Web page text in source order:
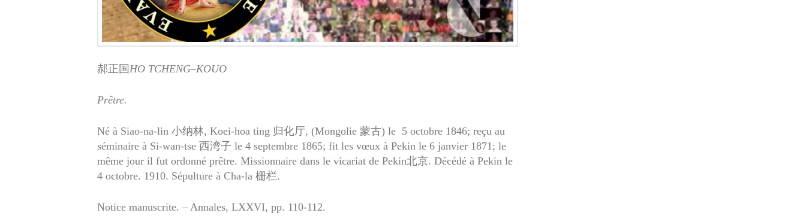
郝正国 HO TCHENG–KOUO
Prêtre.
Né à Siao-na-lin 小纳林, Koei-hoa ting 归化厅, (Mongolie 蒙古) le 5 octobre 1846; reçu au
séminaire à Si-wan-tse 西湾子 le 4 septembre 1865; fit les vœux à Pekin le 6 janvier 1871; le
même jour il fut ordonné prêtre. Missionnaire dans le vicariat de Pekin北京. Décédé à Pekin le
4 octobre. 1910. Sépulture à Cha-la 栅栏.
Notice manuscrite. – Annales, LXXVI, pp. 110-112.